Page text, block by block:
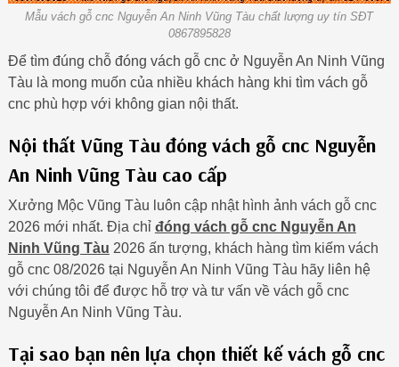
Mẫu vách gỗ cnc Nguyễn An Ninh Vũng Tàu chất lượng uy tín SĐT
0867895828
Để tìm đúng chỗ đóng vách gỗ cnc ở Nguyễn An Ninh Vũng
Tàu là mong muốn của nhiều khách hàng khi tìm vách gỗ
cnc phù hợp với không gian nội thất.
Nội thất Vũng Tàu đóng vách gỗ cnc Nguyễn
An Ninh Vũng Tàu cao cấp
Xưởng Mộc Vũng Tàu luôn cập nhật hình ảnh vách gỗ cnc
2026 mới nhất. Địa chỉ đóng vách gỗ cnc Nguyễn An
Ninh Vũng Tàu 2026 ấn tượng, khách hàng tìm kiếm vách
gỗ cnc 08/2026 tại Nguyễn An Ninh Vũng Tàu hãy liên hệ
với chúng tôi để được hỗ trợ và tư vấn về vách gỗ cnc
Nguyễn An Ninh Vũng Tàu.
Tại sao bạn nên lựa chọn thiết kế vách gỗ cnc